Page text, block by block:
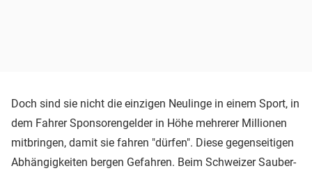
Doch sind sie nicht die einzigen Neulinge in einem Sport, in
dem Fahrer Sponsorengelder in Höhe mehrerer Millionen
mitbringen, damit sie fahren "dürfen". Diese gegenseitigen
Abhängigkeiten bergen Gefahren. Beim Schweizer Sauber-